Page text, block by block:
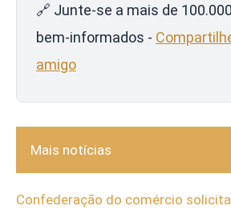
🔗 Junte-se a mais de
bem-informados -
amigo
Mais notícias
Confederação do comércio